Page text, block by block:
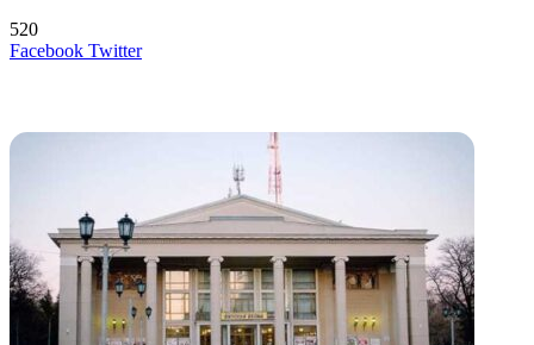
520
Facebook TwitterLinkedIn
Tumblr
Reddit
Вконтакте
Одноклассники
Skype
Messenger
Messenger
WhatsApp
Telegram
Viber
Line
Поделиться
Печатать